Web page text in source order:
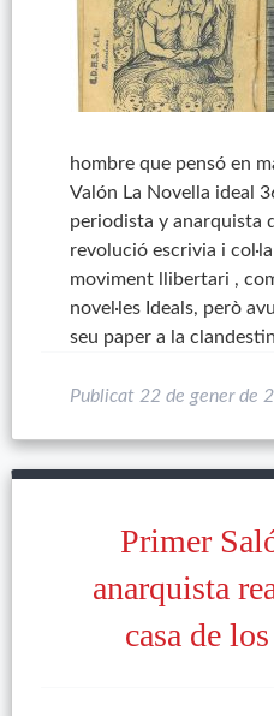
hombre que pensó en
Valón La Novella ideal
periodista y anarquista
revolució escrivia i
moviment llibertari ,
novel·les Ideals, però
seu paper a la
Publicat 22 de gener de
Primer
anarquista
casa de